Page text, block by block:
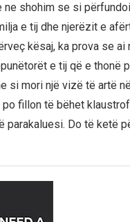
ne shohim se si
e tij dhe njerëzit e
kësaj, ka prova se ai
e tij që e thonë
si mori një vizë të artë
fillon të bëhet
parakaluesi. Do të ketë